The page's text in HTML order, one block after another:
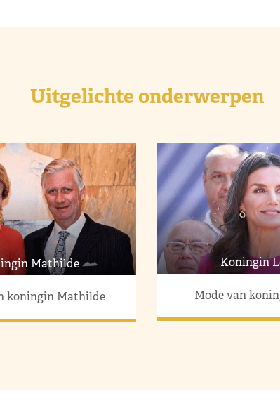
Uitgelichte onderwerpen
Mathilde
koningin Mathilde
Koningin
Mode van